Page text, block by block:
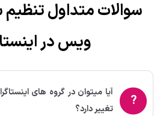
سوالات متداول
ویس در
آیا میتوان در گروه های
تغییر دارد؟